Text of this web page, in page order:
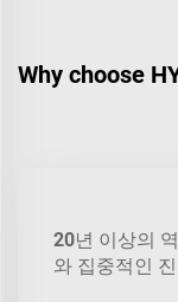
Why choose
20년 이상의
와 집중적인